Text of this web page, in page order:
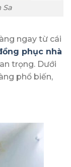
Sa
ngay từ cái
phục nhà
trọng. Dưới
phổ biến,